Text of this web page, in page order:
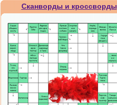
Сканворды и кроссворды